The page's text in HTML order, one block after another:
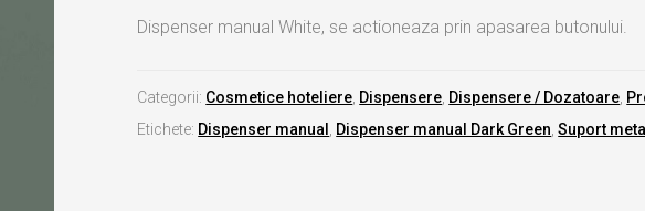
Dispenser manual White, se actioneaza prin apasarea butonului.
Categorii: Cosmetice hoteliere, Dispensere, Dispensere / Dozatoare,
Etichete: Dispenser manual , Dispenser manual Dark Green,Suport